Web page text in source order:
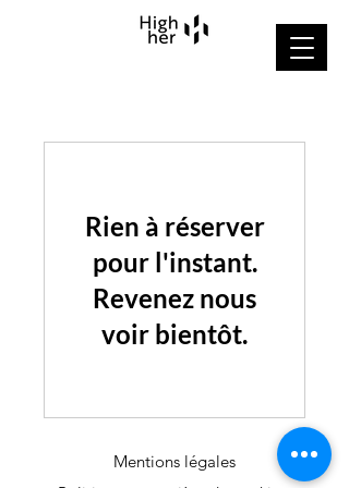
Rien à réserver
pour l'instant.
Revenez nous
voir bientôt.
Mentions légales